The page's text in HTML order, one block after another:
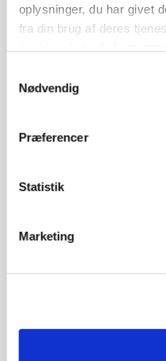
oplysninger, du har givet
fra din brug af deres
Nødvendig
Præferencer
Statistik
Marketing
Snart kan man søge